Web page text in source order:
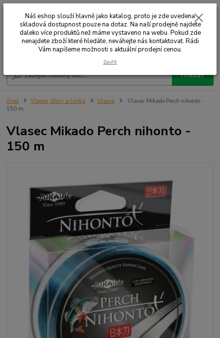
Menu
Hledat
+420 732 707 573 za
Úvod Vlasce, šňůry a lanka Vlasce
Vlasec Mikado Perch nihonto -
150 m
Vlasec Mikado Perch nihonto -
150 m
Náš eshop slouží hlavně jako katalog, proto je zde uvedena
skladová dostupnost pouze na dotaz. Na naší prodejně najdete
daleko více produktů než máme vystaveno na webu. Pokud zde
nenajdete zboží které hledáte, neváhejte nás kontaktovat. Rádi
Vám napíšeme možnosti s aktuální prodejní cenou.
Zavřít